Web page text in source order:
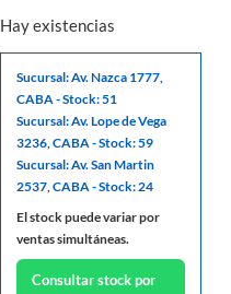
Hay existencias
Sucursal: Av. Nazca 1777,
CABA - Stock: 51
Sucursal: Av. Lope de Vega
3236, CABA - Stock: 59
Sucursal: Av. San Martin
2537, CABA - Stock: 24
El stock puede variar por
ventas simultáneas.
Consultar stock por